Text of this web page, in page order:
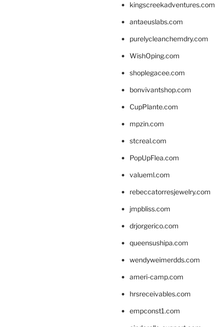
kingscreekadventures.com
antaeuslabs.com
purelycleanchemdry.com
WishOping.com
shoplegacee.com
bonvivantshop.com
CupPlante.com
mpzin.com
stcreal.com
PopUpFlea.com
valueml.com
rebeccatorresjewelry.com
jmpbliss.com
drjorgerico.com
queensushipa.com
wendyweimerdds.com
ameri-camp.com
hrsreceivables.com
empconst1.com